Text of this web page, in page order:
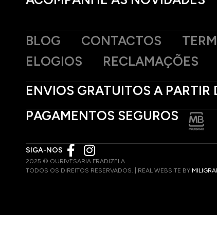
BLOG CONTACTOS
ELOGIOS
RECLAMAÇÕES
ENVIOS GRATUITOS A PARTIR
PAGAMENTOS SEGUROS
SIGA-NOS
2025 © OURIVESARIA FRADIZELA
TODOS OS DIREITOS RESERVADOS. | REAL WEBSITE BY